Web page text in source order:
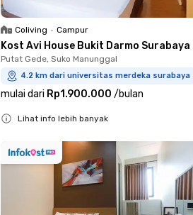
Coliving • Campur
Kost Avi House Bukit Darmo Surabaya
Putat Gede, Suko Manunggal
4.2 km dari universitas merdeka surabaya
mulai dari Rp1.900.000 /bulan
Lihat info lebih banyak